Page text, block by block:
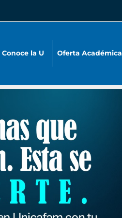
Conoce la U Oferta Académica